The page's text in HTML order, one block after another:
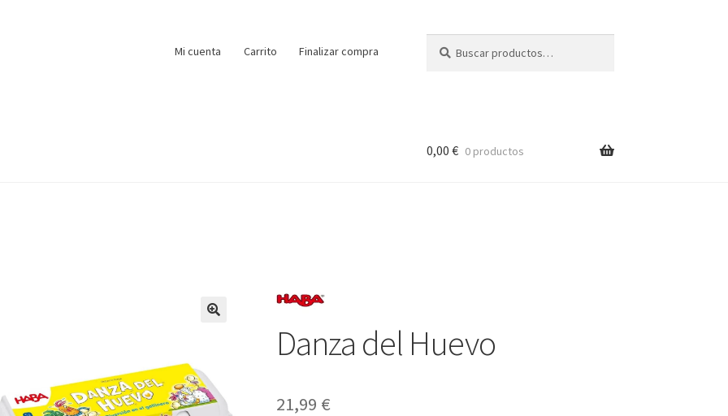
Mi cuenta Carrito Finalizar compra
por:
0,00 € 0 productos
Danza del Huevo
21,99 €